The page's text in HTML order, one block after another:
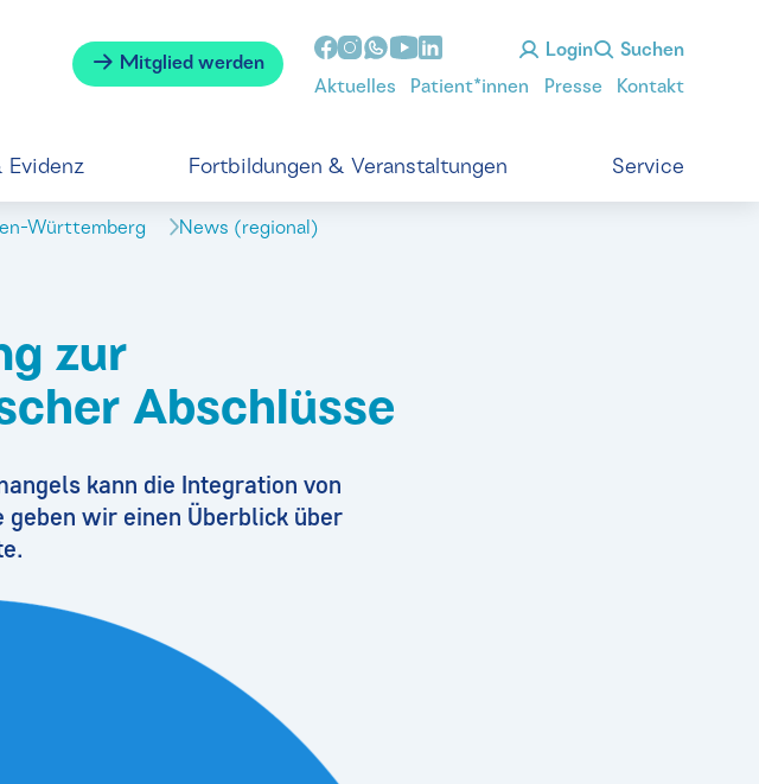
Mitglied werden
Login Suchen
Aktuelles Patient*innen Presse Kontakt
Evidenz Fortbildungen & Veranstaltungen Service
Württemberg News (regional)
zur
Abschlüsse
kann die Integration von
wir einen Überblick über